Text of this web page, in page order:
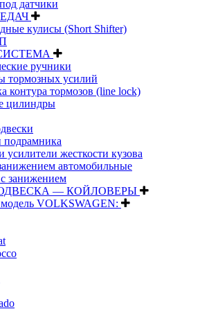
датчики
кулисы (Short Shifter)
ручники
тормозных усилий
контура тормозов (line lock)
цилиндры
подрамника
усилители жесткости кузова
автомобильные
занижением
— КОЙЛОВЕРЫ
VOLKSWAGEN: